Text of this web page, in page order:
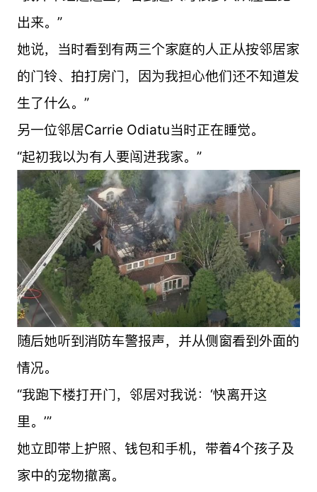
出来。”
她说，当时看到有两三个家庭的人正从按邻居家
的门铃、拍打房门，因为我担心他们还不知道发
生了什么。”
另一位邻居Carrie Odiatu当时正在睡觉。
“起初我以为有人要闯进我家。”
随后她听到消防车警报声，并从侧窗看到外面的
情况。
“我跑下楼打开门，邻居对我说：‘快离开这
里。’”
她立即带上护照、钱包和手机，带着4个孩子及
家中的宠物撤离。